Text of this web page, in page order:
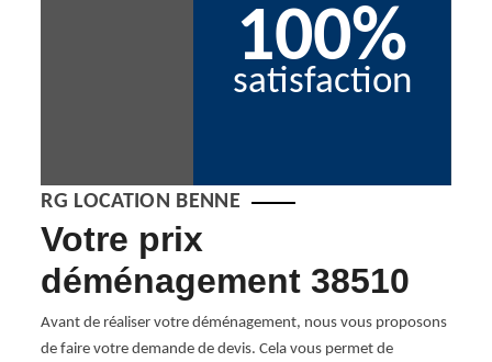
100%
satisfaction
RG LOCATION BENNE
Votre prix
déménagement 38510
Avant de réaliser votre déménagement, nous vous proposons
de faire votre demande de devis. Cela vous permet de